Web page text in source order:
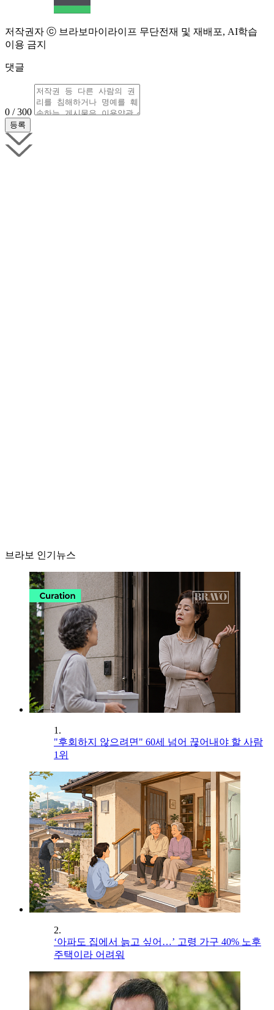
저작권자 ⓒ 브라보마이라이프 무단전재 및 재배포, AI학습
이용 금지
댓글
0 / 300
브라보 인기뉴스
1.
"후회하지 않으려면" 60세 넘어 끊어내야 할 사람
1위
2.
‘아파도 집에서 늙고 싶어…’ 고령 가구 40% 노후
주택이라 어려워